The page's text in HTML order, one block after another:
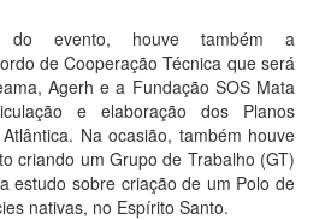
do evento, houve também a
de Cooperação Técnica que será
Agerh e a Fundação SOS Mata
e elaboração dos Planos
Na ocasião, também houve
criando um Grupo de Trabalho (GT)
estudo sobre criação de um Polo de
nativas, no Espírito Santo.